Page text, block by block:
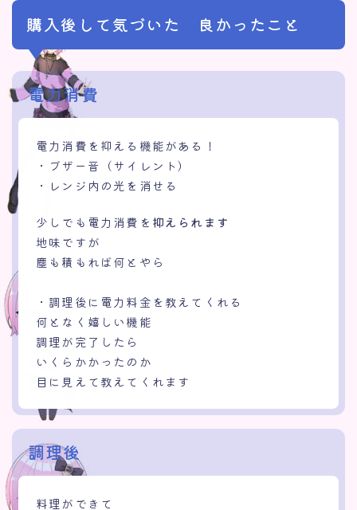
購入後して気づいた 良かったこと
電力消費
電力消費を抑える機能がある！
・ブザー音（サイレント）
・レンジ内の光を消せる
少しでも電力消費を 抑えられます
地味ですが
塵も積もれば何とやら
・調理後に電力料金を教えてくれる
何となく嬉しい機能
調理が完了したら
いくらかかったのか
目に見えて教えてくれます
調理後
料理ができて